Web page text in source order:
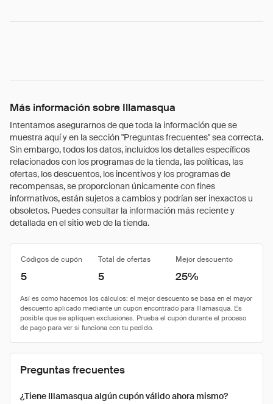
Más información sobre Illamasqua
Intentamos asegurarnos de que toda la información que se
muestra aquí y en la sección "Preguntas frecuentes" sea correcta.
Sin embargo, todos los datos, incluidos los detalles específicos
relacionados con los programas de la tienda, las políticas, las
ofertas, los descuentos, los incentivos y los programas de
recompensas, se proporcionan únicamente con fines
informativos, están sujetos a cambios y podrían ser inexactos u
obsoletos. Puedes consultar la información más reciente y
detallada en el sitio web de la tienda.
Códigos de cupón Total de ofertas Mejor descuento
5 5 25%
Preguntas frecuentes
¿Tiene Illamasqua algún cupón válido ahora mismo?